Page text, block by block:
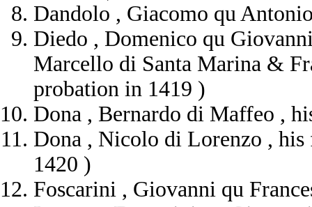
Dandolo , Giacomo qu
Diedo , Domenico qu
Marcello di Santa Marina &
probation in 1419 )
Dona , Bernardo di Maffeo ,
Dona , Nicolo di Lorenzo ,
1420 )
Foscarini , Giovanni qu